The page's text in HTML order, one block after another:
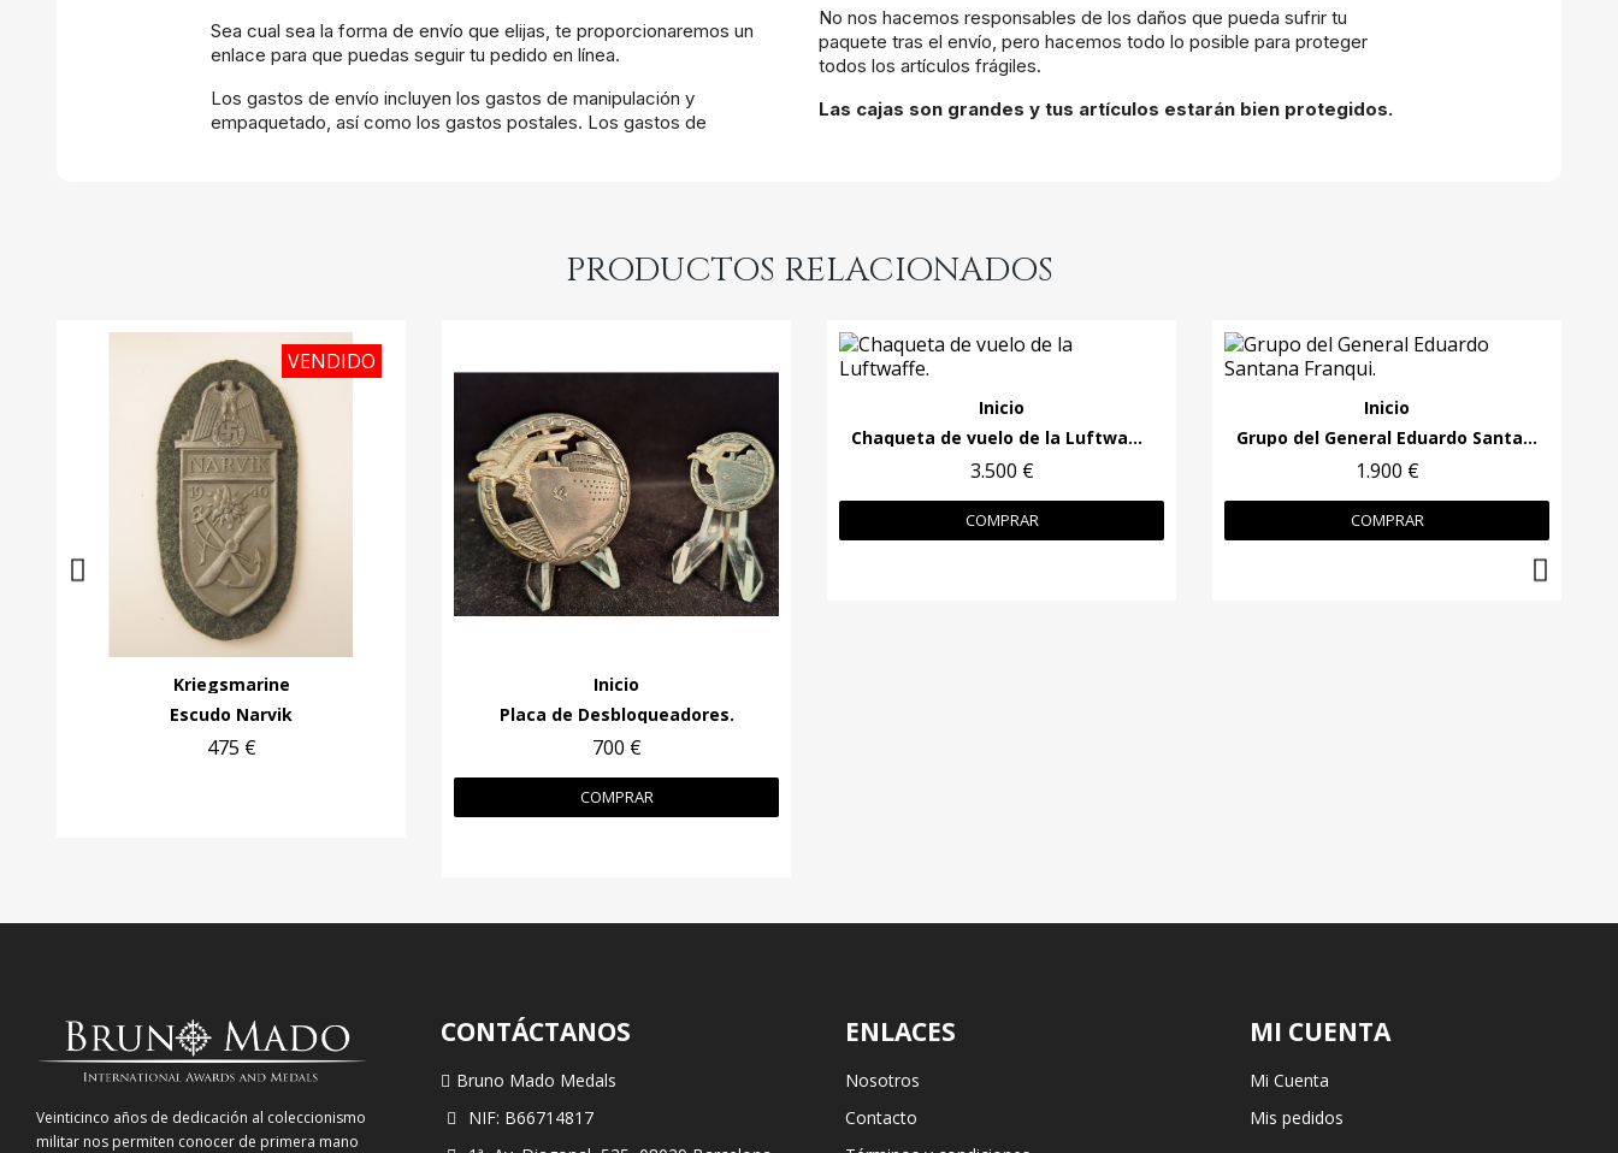
Sea cual sea la forma de envío que elijas, te proporcionaremos un
enlace para que puedas seguir tu pedido en línea.
Los gastos de envío incluyen los gastos de manipulación y
empaquetado, así como los gastos postales. Los gastos de
No nos hacemos responsables de los daños que pueda sufrir tu
paquete tras el envío, pero hacemos todo lo posible para proteger
todos los artículos frágiles.
Las cajas son grandes y tus artículos estarán bien protegidos.
PRODUCTOS RELACIONADOS
VENDIDO
Kriegsmarine
Escudo Narvik
475 €
Inicio
Placa de Desbloqueadores.
700 €
COMPRAR
Inicio
Chaqueta de vuelo de la Luftwaffe.
3.500 €
COMPRAR
Inicio
Grupo del General Eduardo Santana Franqui.
1.900 €
COMPRAR
Veinticinco años de dedicación al coleccionismo
militar nos permiten conocer de primera mano
CONTÁCTANOS
Bruno Mado Medals
NIF: B66714817
ENLACES
Nosotros
Contacto
MI CUENTA
Mi Cuenta
Mis pedidos